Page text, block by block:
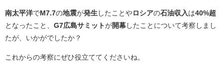
南太平洋でM7.7の地震が発生 したことやロシアの石油収入 は40%超
となったこと、 G7広島サミットが開幕 したことについて考察しまし
たが、いかがでしたか？
これからの考察にぜひ役立ててくださいね。